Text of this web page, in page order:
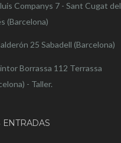
Companys 7 - Sant Cugat del
(Barcelona)
25 Sabadell (Barcelona)
Borrassa 112 Terrassa
- Taller.
ENTRADAS